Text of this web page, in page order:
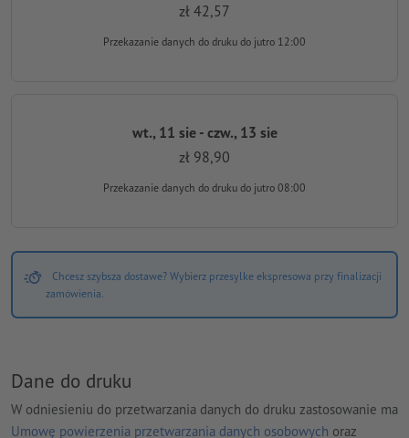
zł 42,57
Przekazanie danych do druku do jutro 12:00
wt., 11 sie - czw., 13 sie
zł 98,90
Przekazanie danych do druku do jutro 08:00
Chcesz szybsza dostawe? Wybierz przesylke ekspresowa przy finalizacji
zamówienia.
Dane do druku
W odniesieniu do przetwarzania danych do druku zastosowanie ma
Umowę powierzenia przetwarzania danych osobowych oraz